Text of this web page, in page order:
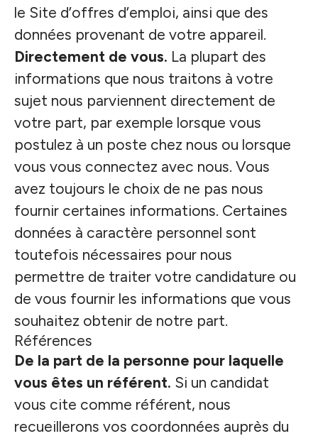
le Site d’offres d’emploi, ainsi que des
données provenant de votre appareil.
Directement de vous. La plupart des
informations que nous traitons à votre
sujet nous parviennent directement de
votre part, par exemple lorsque vous
postulez à un poste chez nous ou lorsque
vous vous connectez avec nous. Vous
avez toujours le choix de ne pas nous
fournir certaines informations. Certaines
données à caractère personnel sont
toutefois nécessaires pour nous
permettre de traiter votre candidature ou
de vous fournir les informations que vous
souhaitez obtenir de notre part.
Références
De la part de la personne pour laquelle
vous êtes un référent. Si un candidat
vous cite comme référent, nous
recueillerons vos coordonnées auprès du